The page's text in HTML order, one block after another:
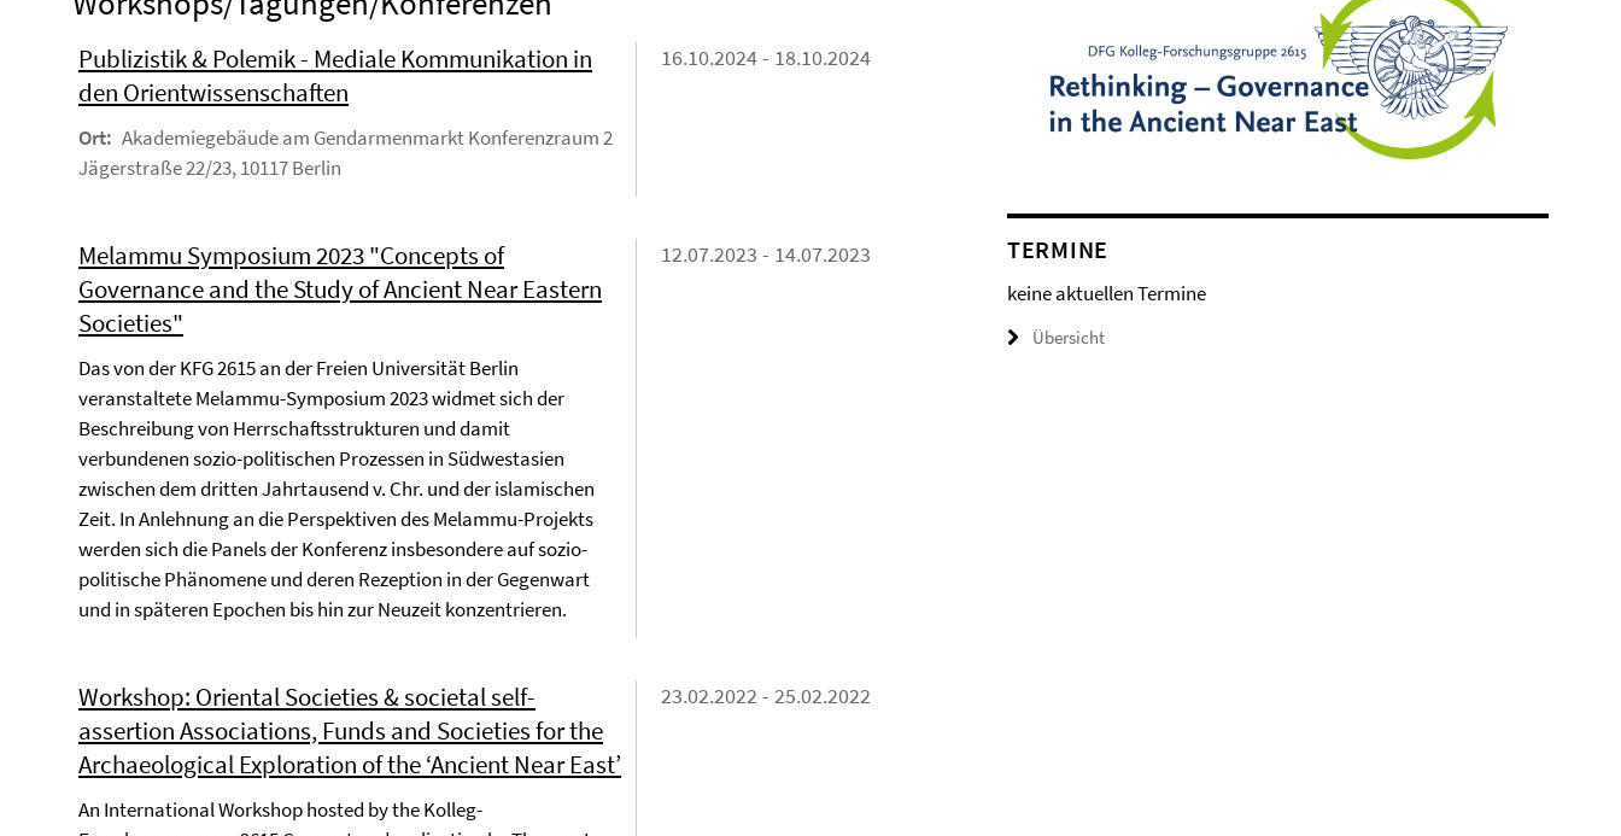
Publizistik & Polemik - Mediale Kommunikation in
den Orientwissenschaften
Ort: Akademiegebäude am Gendarmenmarkt Konferenzraum 2
Jägerstraße 22/23, 10117 Berlin
16.10.2024 - 18.10.2024
Melammu Symposium 2023 "Concepts of
Governance and the Study of Ancient Near Eastern
Societies"
Das von der KFG 2615 an der Freien Universität Berlin
veranstaltete Melammu-Symposium 2023 widmet sich der
Beschreibung von Herrschaftsstrukturen und damit
verbundenen sozio-politischen Prozessen in Südwestasien
zwischen dem dritten Jahrtausend v. Chr. und der islamischen
Zeit. In Anlehnung an die Perspektiven des Melammu-Projekts
werden sich die Panels der Konferenz insbesondere auf sozio-
politische Phänomene und deren Rezeption in der Gegenwart
und in späteren Epochen bis hin zur Neuzeit konzentrieren.
12.07.2023 - 14.07.2023
Workshop: Oriental Societies & societal self-
assertion Associations, Funds and Societies for the
Archaeological Exploration of the ‘Ancient Near East’
An International Workshop hosted by the Kolleg-
23.02.2022 - 25.02.2022
TERMINE
keine aktuellen Termine
Übersicht